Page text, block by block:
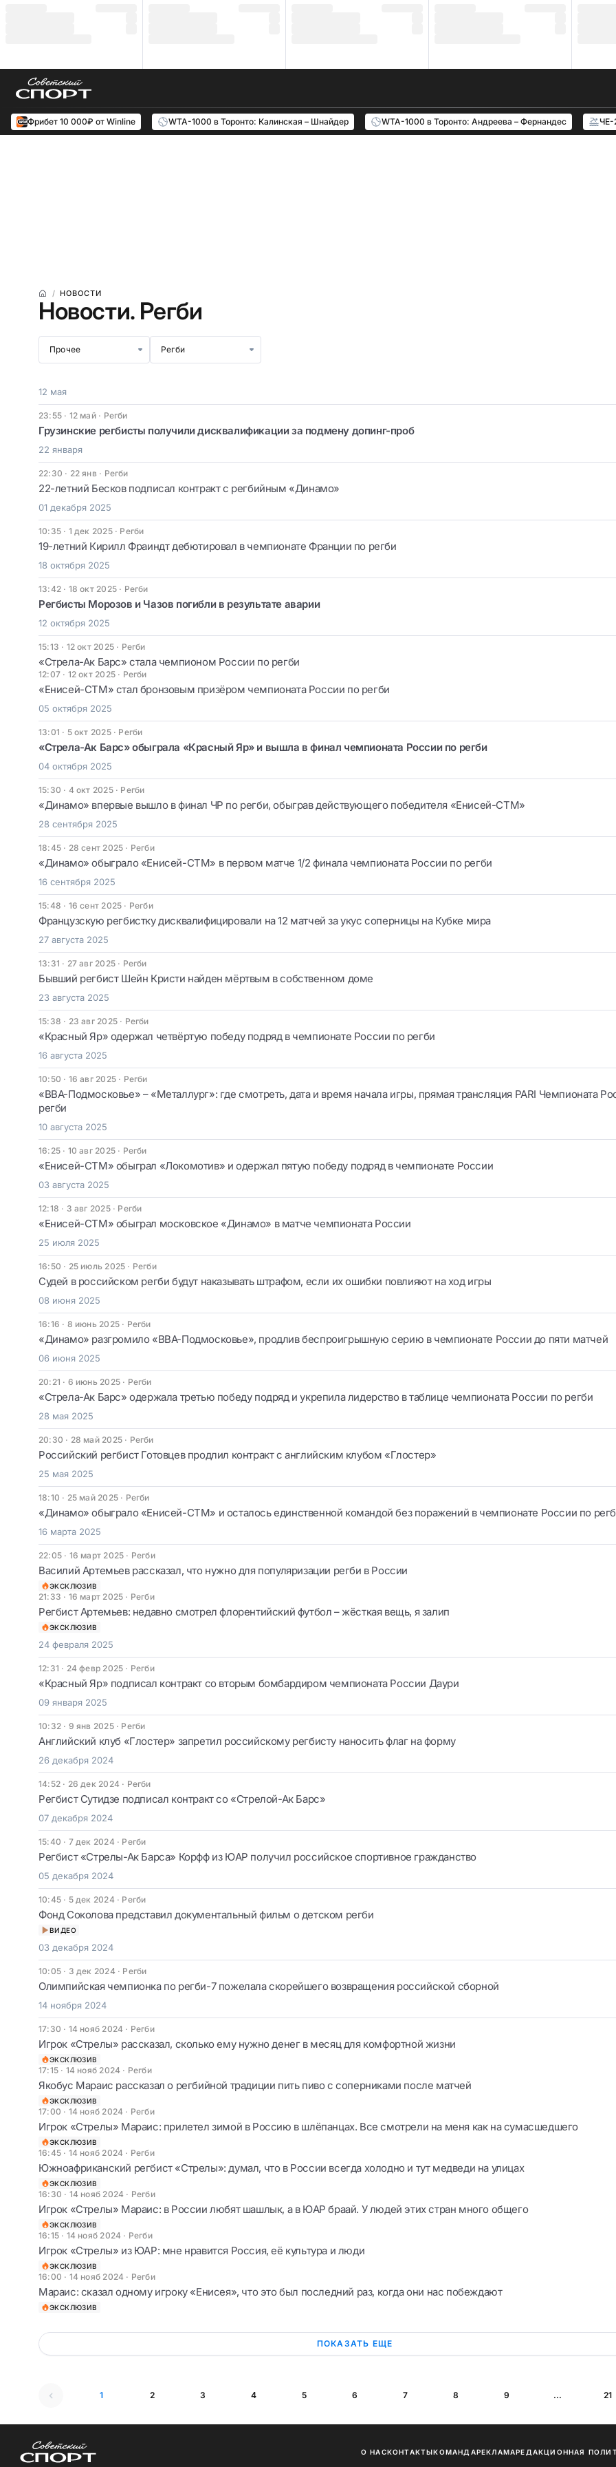
Фрибет 10 000₽ от Winline WTA-1000 в Торонто: Калинская – Шнайдер WTA-1000 в Торонто: Андреева – Фернандес ЧЕ-
НОВОСТИ
Новости. Регби
Прочее Регби
12 мая
23:55 · 12 май· Регби
Грузинские регбисты получили дисквалификации за подмену допинг-проб
22 января
22:30 · 22 янв· Регби
22-летний Бесков подписал контракт с регбийным «Динамо»
01 декабря 2025
10:35 · 1 дек 2025· Регби
19-летний Кирилл Фраиндт дебютировал в чемпионате Франции по регби
18 октября 2025
13:42 · 18 окт 2025· Регби
Регбисты Морозов и Чазов погибли в результате аварии
12 октября 2025
15:13 · 12 окт 2025· Регби
«Стрела-Ак Барс» стала чемпионом России по регби
12:07 · 12 окт 2025· Регби
«Енисей-СТМ» стал бронзовым призёром чемпионата России по регби
05 октября 2025
13:01 · 5 окт 2025· Регби
«Стрела-Ак Барс» обыграла «Красный Яр» и вышла в финал чемпионата России по регби
04 октября 2025
15:30 · 4 окт 2025· Регби
«Динамо» впервые вышло в финал ЧР по регби, обыграв действующего победителя «Енисей-СТМ»
28 сентября 2025
18:45 · 28 сент 2025 · Регби
«Динамо» обыграло «Енисей-СТМ» в первом матче 1/2 финала чемпионата России по регби
16 сентября 2025
15:48 · 16 сент 2025 · Регби
Французскую регбистку дисквалифицировали на 12 матчей за укус соперницы на Кубке мира
27 августа 2025
13:31 · 27 авг 2025· Регби
Бывший регбист Шейн Кристи найден мёртвым в собственном доме
23 августа 2025
15:38 · 23 авг 2025· Регби
«Красный Яр» одержал четвёртую победу подряд в чемпионате России по регби
16 августа 2025
10:50 · 16 авг 2025· Регби
«ВВА-Подмосковье» – «Металлург»: где смотреть, дата и время начала игры, прямая трансляция PARI Чемпионата
регби
10 августа 2025
16:25 · 10 авг 2025· Регби
«Енисей-СТМ» обыграл «Локомотив» и одержал пятую победу подряд в чемпионате России
03 августа 2025
12:18 · 3 авг 2025· Регби
«Енисей-СТМ» обыграл московское «Динамо» в матче чемпионата России
25 июля 2025
16:50 · 25 июль 2025 · Регби
Судей в российском регби будут наказывать штрафом, если их ошибки повлияют на ход игры
08 июня 2025
16:16 · 8 июнь 2025· Регби
«Динамо» разгромило «ВВА-Подмосковье», продлив беспроигрышную серию в чемпионате России до пяти матчей
06 июня 2025
20:21 · 6 июнь 2025· Регби
«Стрела-Ак Барс» одержала третью победу подряд и укрепила лидерство в таблице чемпионата России по регби
28 мая 2025
20:30 · 28 май 2025· Регби
Российский регбист Готовцев продлил контракт с английским клубом «Глостер»
25 мая 2025
18:10 · 25 май 2025· Регби
«Динамо» обыграло «Енисей-СТМ» и осталось единственной командой без поражений в чемпионате России по
16 марта 2025
22:05 · 16 март 2025 · Регби
Василий Артемьев рассказал, что нужно для популяризации регби в России
ЭКСКЛЮЗИВ
21:33 · 16 март 2025 · Регби
Регбист Артемьев: недавно смотрел флорентийский футбол – жёсткая вещь, я залип
ЭКСКЛЮЗИВ
24 февраля 2025
12:31 · 24 февр 2025 · Регби
«Красный Яр» подписал контракт со вторым бомбардиром чемпионата России Даури
09 января 2025
10:32 · 9 янв 2025· Регби
Английский клуб «Глостер» запретил российскому регбисту наносить флаг на форму
26 декабря 2024
14:52 · 26 дек 2024 · Регби
Регбист Сутидзе подписал контракт со «Стрелой-Ак Барс»
07 декабря 2024
15:40 · 7 дек 2024 · Регби
Регбист «Стрелы-Ак Барса» Корфф из ЮАР получил российское спортивное гражданство
05 декабря 2024
10:45 · 5 дек 2024 · Регби
Фонд Соколова представил документальный фильм о детском регби
ВИДЕО
03 декабря 2024
10:05 · 3 дек 2024 · Регби
Олимпийская чемпионка по регби-7 пожелала скорейшего возвращения российской сборной
14 ноября 2024
17:30 · 14 нояб 2024 · Регби
Игрок «Стрелы» рассказал, сколько ему нужно денег в месяц для комфортной жизни
ЭКСКЛЮЗИВ
17:15 · 14 нояб 2024 · Регби
Якобус Мараис рассказал о регбийной традиции пить пиво с соперниками после матчей
ЭКСКЛЮЗИВ
17:00 · 14 нояб 2024 · Регби
Игрок «Стрелы» Мараис: прилетел зимой в Россию в шлёпанцах. Все смотрели на меня как на сумасшедшего
ЭКСКЛЮЗИВ
16:45 · 14 нояб 2024 · Регби
Южноафриканский регбист «Стрелы»: думал, что в России всегда холодно и тут медведи на улицах
ЭКСКЛЮЗИВ
16:30 · 14 нояб 2024 · Регби
Игрок «Стрелы» Мараис: в России любят шашлык, а в ЮАР браай. У людей этих стран много общего
ЭКСКЛЮЗИВ
16:15 · 14 нояб 2024 · Регби
Игрок «Стрелы» из ЮАР: мне нравится Россия, её культура и люди
ЭКСКЛЮЗИВ
16:00 · 14 нояб 2024 · Регби
Мараис: сказал одному игроку «Енисея», что это был последний раз, когда они нас побеждают
ЭКСКЛЮЗИВ
ПОКАЗАТЬ ЕЩЕ
1 2 3 4 5 6 7 8 9 ... 21
О НАСКОНТАКТЫКОМАНДАРЕКЛАМАРЕДАКЦИОННАЯ